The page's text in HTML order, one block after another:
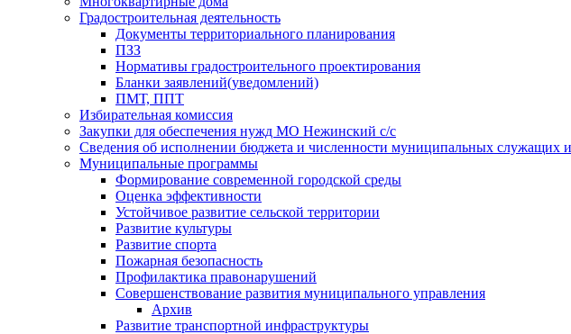
Градостроительная деятельность
Документы территориального планирования
ПЗЗ
Нормативы градостроительного проектирования
Бланки заявлений(уведомлений)
ПМТ, ППТ
Избирательная комиссия
Закупки для обеспечения нужд МО Нежинский с/с
Сведения об исполнении бюджета и численности муниципальных служащих
Муниципальные программы
Формирование современной городской среды
Оценка эффективности
Устойчивое развитие сельской территории
Развитие культуры
Развитие спорта
Пожарная безопасность
Профилактика правонарушений
Совершенствование развития муниципального управления
Архив
Развитие транспортной инфраструктуры